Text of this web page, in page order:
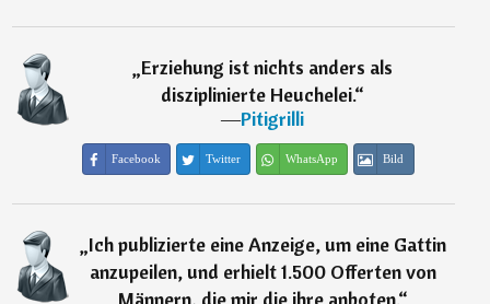
„Erziehung ist nichts anders als
disziplinierte Heuchelei.“
―Pitigrilli
Facebook Twitter WhatsApp Bild
„Ich publizierte eine Anzeige, um eine Gattin
anzupeilen, und erhielt 1.500 Offerten von